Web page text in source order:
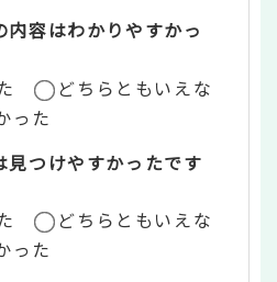
容はわかりやすかっ
どちらともいえな
った
つけやすかったです
どちらともいえな
った